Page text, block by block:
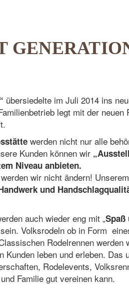
übersiedelte im Juli 2014 ins
legt mit der neuen
werden nicht nur alle
Kunden können wir
Niveau anbieten.
wir nicht ändern!
und
auch wieder eng mit „Spaß
Volksrodeln ob in Form
Rodelrennen werden
Kunden leben und erleben. Das
Rodelevents,
Familie gut vereinen kann.